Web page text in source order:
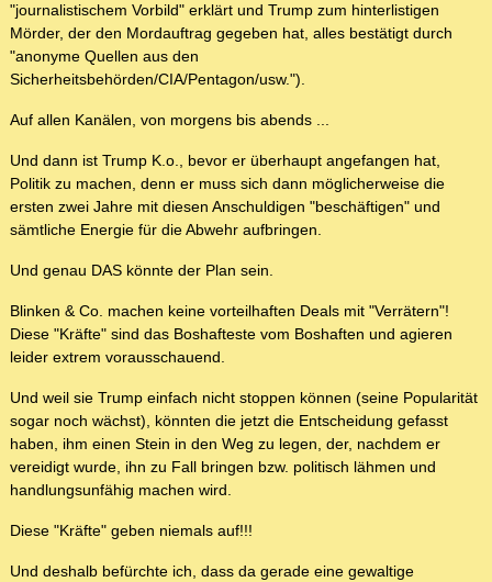
"journalistischem Vorbild" erklärt und Trump zum hinterlistigen
Mörder, der den Mordauftrag gegeben hat, alles bestätigt durch
"anonyme Quellen aus den
Sicherheitsbehörden/CIA/Pentagon/usw.").
Auf allen Kanälen, von morgens bis abends ...
Und dann ist Trump K.o., bevor er überhaupt angefangen hat,
Politik zu machen, denn er muss sich dann möglicherweise die
ersten zwei Jahre mit diesen Anschuldigen "beschäftigen" und
sämtliche Energie für die Abwehr aufbringen.
Und genau DAS könnte der Plan sein.
Blinken & Co. machen keine vorteilhaften Deals mit "Verrätern"!
Diese "Kräfte" sind das Boshafteste vom Boshaften und agieren
leider extrem vorausschauend.
Und weil sie Trump einfach nicht stoppen können (seine Popularität
sogar noch wächst), könnten die jetzt die Entscheidung gefasst
haben, ihm einen Stein in den Weg zu legen, der, nachdem er
vereidigt wurde, ihn zu Fall bringen bzw. politisch lähmen und
handlungsunfähig machen wird.
Diese "Kräfte" geben niemals auf!!!
Und deshalb befürchte ich, dass da gerade eine gewaltige